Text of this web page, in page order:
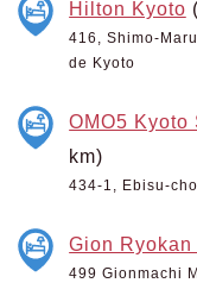
Hilton Kyoto
416, Shimo-
de Kyoto
OMO5
km)
434-1, Ebisu-
Gion Ryokan
499 Gionmachi